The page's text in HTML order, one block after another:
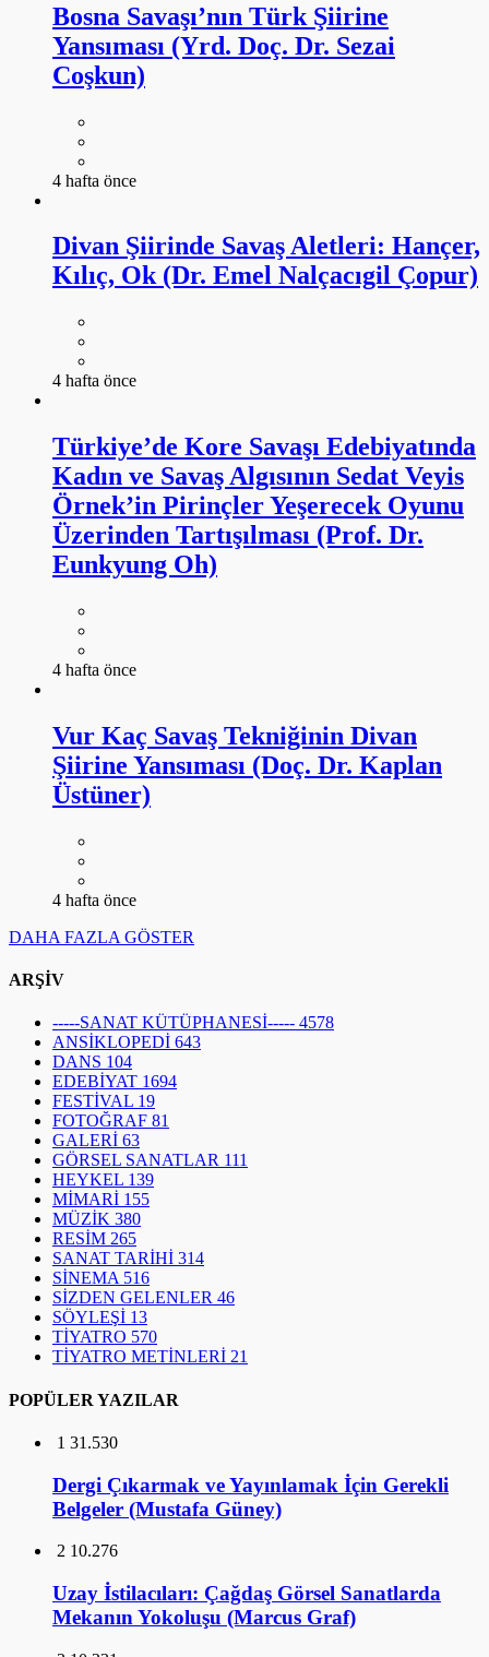
Bosna Savaşı’nın Türk Şiirine
Yansıması (Yrd. Doç. Dr. Sezai
Coşkun)
4 hafta önce
Divan Şiirinde Savaş Aletleri: Hançer,
Kılıç, Ok (Dr. Emel Nalçacıgil Çopur)
4 hafta önce
Türkiye’de Kore Savaşı Edebiyatında
Kadın ve Savaş Algısının Sedat Veyis
Örnek’in Pirinçler Yeşerecek Oyunu
Üzerinden Tartışılması (Prof. Dr.
Eunkyung Oh)
4 hafta önce
Vur Kaç Savaş Tekniğinin Divan
Şiirine Yansıması (Doç. Dr. Kaplan
Üstüner)
4 hafta önce
DAHA FAZLA GÖSTER
ARŞİV
-----SANAT KÜTÜPHANESİ----- 4578
ANSİKLOPEDİ 643
DANS 104
EDEBİYAT 1694
FESTİVAL 19
FOTOĞRAF 81
GALERİ 63
GÖRSEL SANATLAR 111
HEYKEL 139
MİMARİ 155
MÜZİK 380
RESİM 265
SANAT TARİHİ 314
SİNEMA 516
SİZDEN GELENLER 46
SÖYLEŞİ 13
TİYATRO 570
TİYATRO METİNLERİ 21
POPÜLER YAZILAR
1 31.530
Dergi Çıkarmak ve Yayınlamak İçin Gerekli
Belgeler (Mustafa Güney)
2 10.276
Uzay İstilacıları: Çağdaş Görsel Sanatlarda
Mekanın Yokoluşu (Marcus Graf)